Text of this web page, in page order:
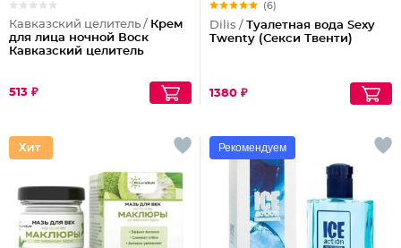
Кавказский целитель / Крем
для лица ночной Воск
Кавказский целитель
513 ₽
(6)
Dilis / Туалетная вода Sexy
Twenty (Секси Твенти)
1380 ₽
Рекомендуем